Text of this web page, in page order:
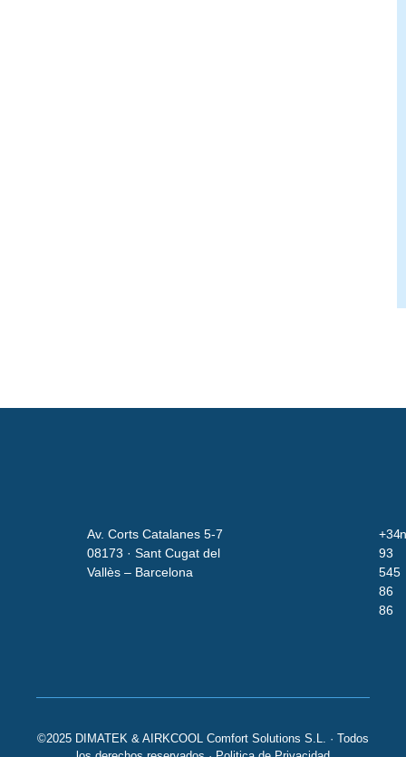
Av. Corts Catalanes 5-7
08173 · Sant Cugat del
Vallès – Barcelona
+34
93
545
86
86
©2025 DIMATEK & AIRKCOOL Comfort Solutions S.L. · Todos